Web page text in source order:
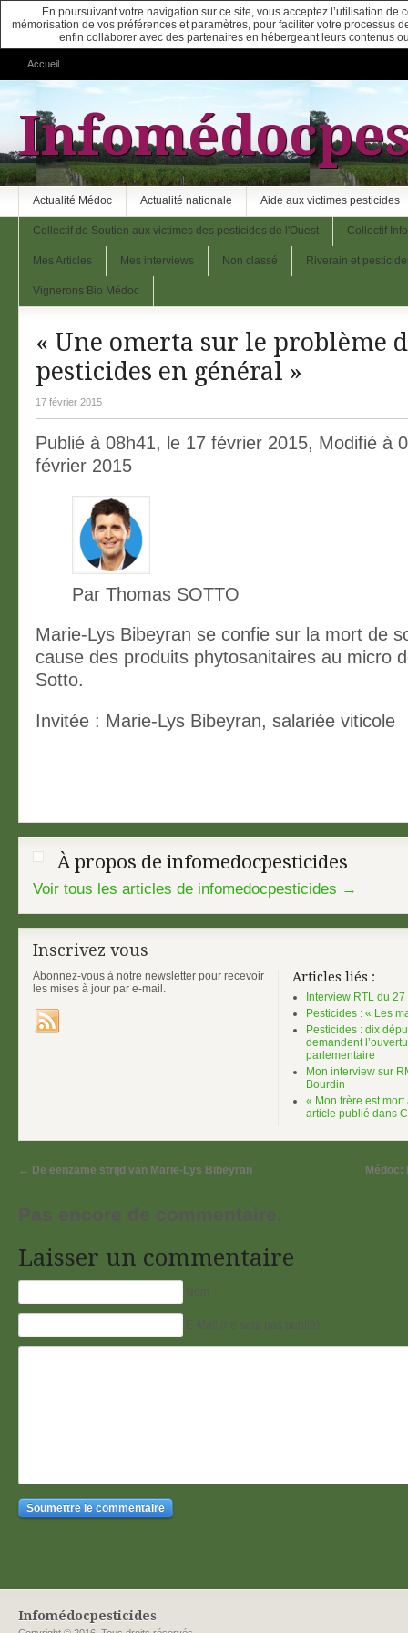
Accueil
Actualité Médoc Actualité nationale Aide aux victimes pesticides
Collectif de Soutien aux victimes des pesticides de l'Ouest Collectif
Mes Articles Mes interviews Non classé Riverain et
Vignerons Bio Médoc
« Une omerta sur le problème
pesticides en général »
17 février 2015
Publié à 08h41, le 17 février 2015, Modifié à
février 2015
Par Thomas SOTTO
Marie-Lys Bibeyran se confie sur la mort de
cause des produits phytosanitaires au micro
Sotto.
Invitée : Marie-Lys Bibeyran, salariée viticole
À propos de infomedocpesticides
Voir tous les articles de infomedocpesticides →
Inscrivez vous
Abonnez-vous à notre newsletter pour recevoir
les mises à jour par e-mail.
Articles liés :
Interview RTL du
Pesticides : « Les
Pesticides : dix
demandent
parlementaire
Mon interview sur
Bourdin
« Mon frère est
article publié dans
← De eenzame strijd van Marie-Lys Bibeyran Médoc:
Pas encore de commentaire.
Laisser un commentaire
Nom
E-Mail (ne sera pas publié)
Infomédocpesticides
En poursuivant votre navigation sur ce site, vous acceptez l’utilisation
mémorisation de vos préférences et paramètres, pour faciliter votre processus
enfin collaborer avec des partenaires en hébergeant leurs contenus